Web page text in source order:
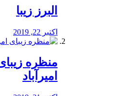
البرز زیبا
اکتبر 22, 2019
منظره‌‌
امیرآباد